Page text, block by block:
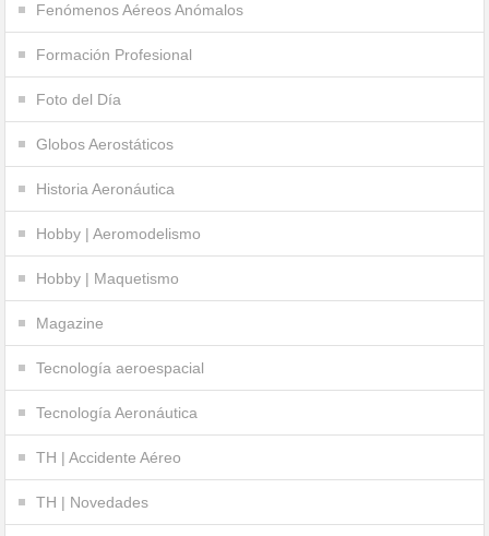
Fenómenos Aéreos Anómalos
Formación Profesional
Foto del Día
Globos Aerostáticos
Historia Aeronáutica
Hobby | Aeromodelismo
Hobby | Maquetismo
Magazine
Tecnología aeroespacial
Tecnología Aeronáutica
TH | Accidente Aéreo
TH | Novedades